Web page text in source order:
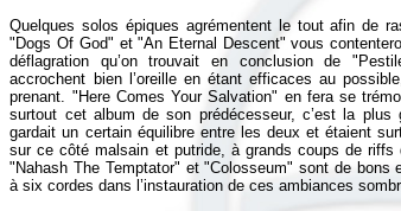
Quelques solos épiques agrémentent le tout afin de
"Dogs Of God" et "An Eternal Descent" vous
déflagration qu’on trouvait en conclusion de
accrochent bien l’oreille en étant efficaces au
prenant. "Here Comes Your Salvation" en fera se
surtout cet album de son prédécesseur, c’est la
gardait un certain équilibre entre les deux et étaient
sur ce côté malsain et putride, à grands coups de
"Nahash The Temptator" et "Colosseum" sont de
à six cordes dans l’instauration de ces ambiances